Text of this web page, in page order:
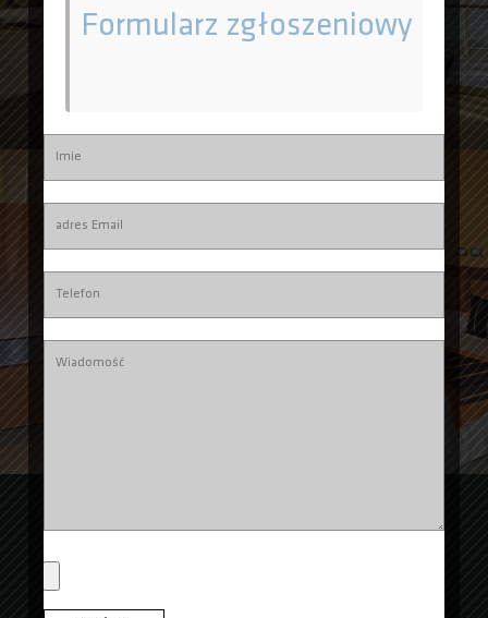
Formularz zgłoszeniowy